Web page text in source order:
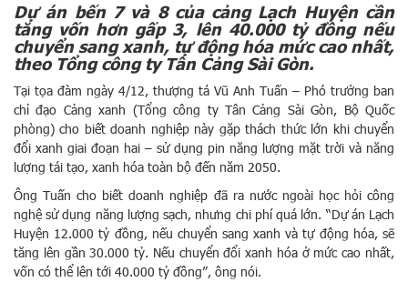
Dự án bến 7 và 8 của cảng Lạch Huyện cần
tăng vốn hơn gấp 3, lên 40.000 tỷ đồng nếu
chuyển sang xanh, tự động hóa mức cao nhất,
theo Tổng công ty Tân Cảng Sài Gòn.
Tại tọa đàm ngày 4/12, thượng tá Vũ Anh Tuấn – Phó trưởng ban
chỉ đạo Cảng xanh (Tổng công ty Tân Cảng Sài Gòn, Bộ Quốc
phòng) cho biết doanh nghiệp này gặp thách thức lớn khi chuyển
đổi xanh giai đoạn hai – sử dụng pin năng lượng mặt trời và năng
lượng tái tạo, xanh hóa toàn bộ đến năm 2050.
Ông Tuấn cho biết doanh nghiệp đã ra nước ngoài học hỏi công
nghệ sử dụng năng lượng sạch, nhưng chi phí quá lớn. “Dự án Lạch
Huyện 12.000 tỷ đồng, nếu chuyển sang xanh và tự động hóa, sẽ
tăng lên gần 30.000 tỷ. Nếu chuyển đổi xanh hóa ở mức cao nhất,
vốn có thể lên tới 40.000 tỷ đồng”, ông nói.